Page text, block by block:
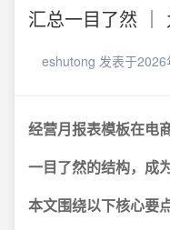
汇总一目了然 ｜
eshutong 发表于2026
经营月报表模板在电
一目了然的结构，成
本文围绕以下核心要